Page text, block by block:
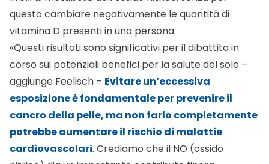
Di seguito gli articoli scientifici di riferimento:
UVA Irradiation of Human Skin Vasodilates Arterial
Vasculature and Lowers Blood Pressure
Independently of Nitric Oxide Synthase (Journal of
Investigative Dermatology (2014) 134, 1839–1846)
http://www.nature.com/jid/journal/v134/n7/full/
An unexpected role: UVA-induced release of nitric
oxide from skin may have unexpected health
benefits